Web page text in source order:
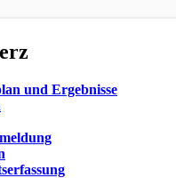
und Ergebnisse